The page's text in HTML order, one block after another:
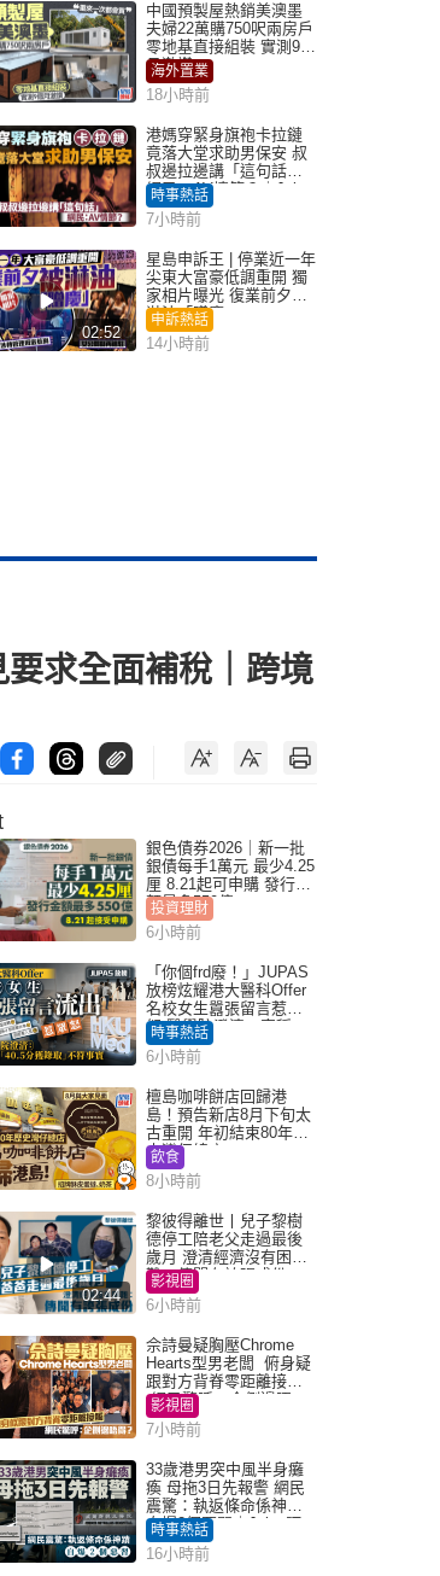
中國預製屋熱銷美澳墨
夫婦22萬購750呎兩房戶
零地基直接組裝 實測9個
月激讚
海外置業
18小時前
港媽穿緊身旗袍卡拉鏈
竟落大堂求助男保安 叔
叔邊拉邊講「這句話」
網民：AV情節？｜Juicy
叮
時事熱話
7小時前
02:52
星島申訴王 | 停業近一年
尖東大富豪低調重開 獨
家相片曝光 復業前夕被
淋油「贈慶」
申訴熱話
14小時前
求全面補稅｜跨境
銀色債券2026｜新一批
銀債每手1萬元 最少4.25
厘 8.21起可申購 發行金
額最多550億
投資理財
6小時前
「你個frd廢！」JUPAS
放榜炫耀港大醫科Offer
名校女生囂張留言惹眾
怒 醫學院澄清：宣稱
「40.5分獲錄取」不符事
實｜Juicy叮
時事熱話
6小時前
檀島咖啡餅店回歸港
島！預告新店8月下旬太
古重開 年初結束80年歷
史灣仔總店
飲食
8小時前
02:44
黎彼得離世丨兒子黎樹
德停工陪老父走過最後
歲月 澄清經濟沒有困
難：傳聞有誇張成份
影視圈
6小時前
佘詩曼疑胸壓Chrome
Hearts型男老闆 俯身疑
跟對方背脊零距離接觸
網民驚呼：企側邊唔
得？
影視圈
7小時前
33歲港男突中風半身癱
瘓 母拖3日先報警 網民
震驚：執返條命係神蹟
自爆2個惡習｜Juicy叮
時事熱話
16小時前